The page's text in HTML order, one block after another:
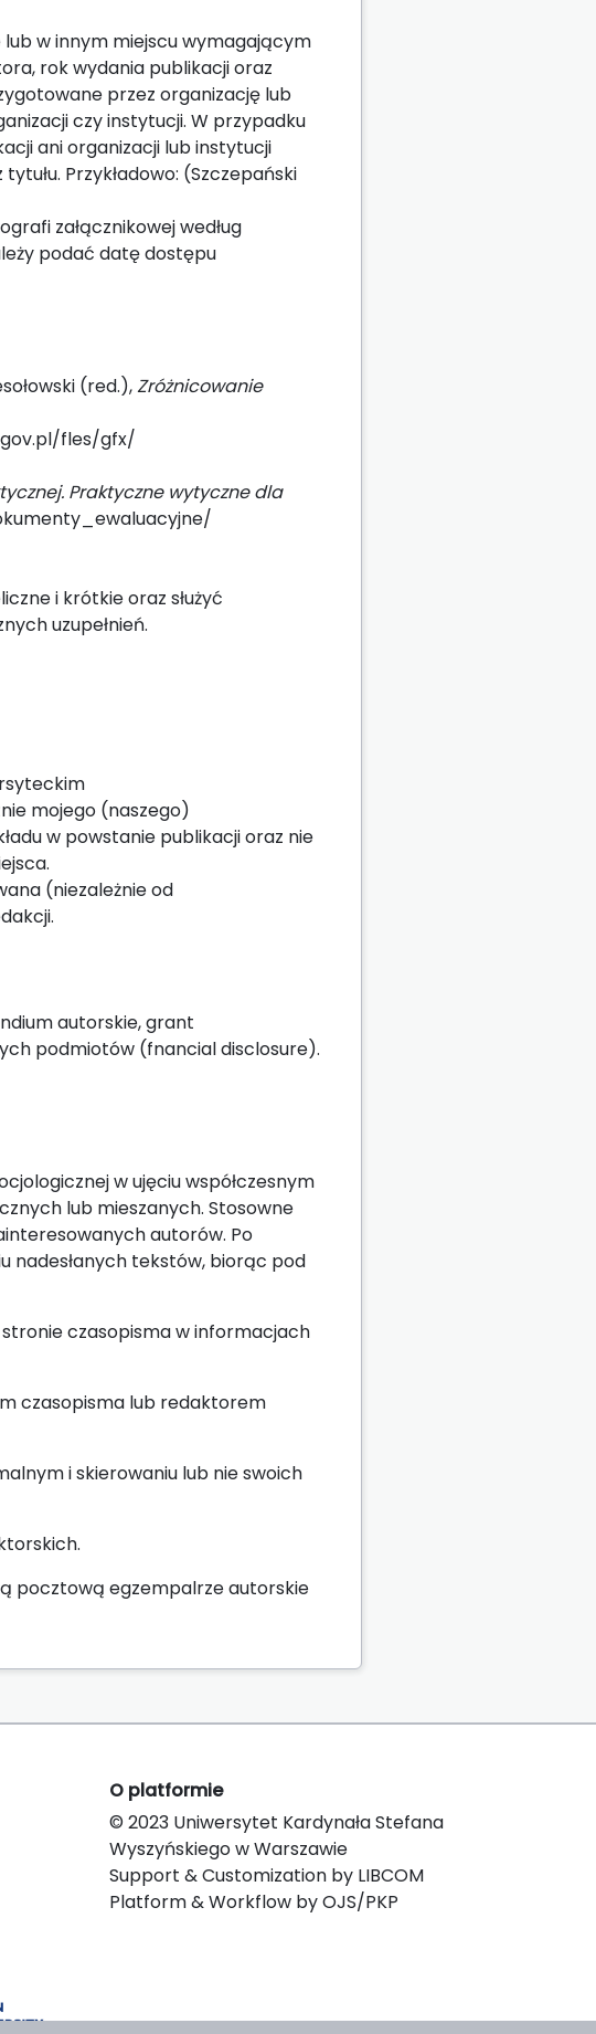
lub w innym miejscu wymagającym
rok wydania publikacji oraz
przez organizację lub
czy instytucji. W przypadku
ani organizacji lub instytucji
Przykładowo: (Szczepański
załącznikowej według
podać datę dostępu
(red.),Zróżnicowanie
fles/gfx/
Praktyczne wytyczne dla
i krótkie oraz służyć
uzupełnień.
mojego (naszego)
w powstanie publikacji oraz nie
(niezależnie od
autorskie, grant
podmiotów (fnancial disclosure).
w ujęciu współczesnym
lub mieszanych. Stosowne
autorów. Po
nadesłanych tekstów, biorąc pod
stronie czasopisma w informacjach
czasopisma lub redaktorem
i skierowaniu lub nie swoich
pocztową egzempalrze autorskie
O platformie
© 2023 Uniwersytet Kardynała Stefana
Wyszyńskiego w Warszawie
Support & Customization by LIBCOM
Platform & Workflow by OJS/PKP